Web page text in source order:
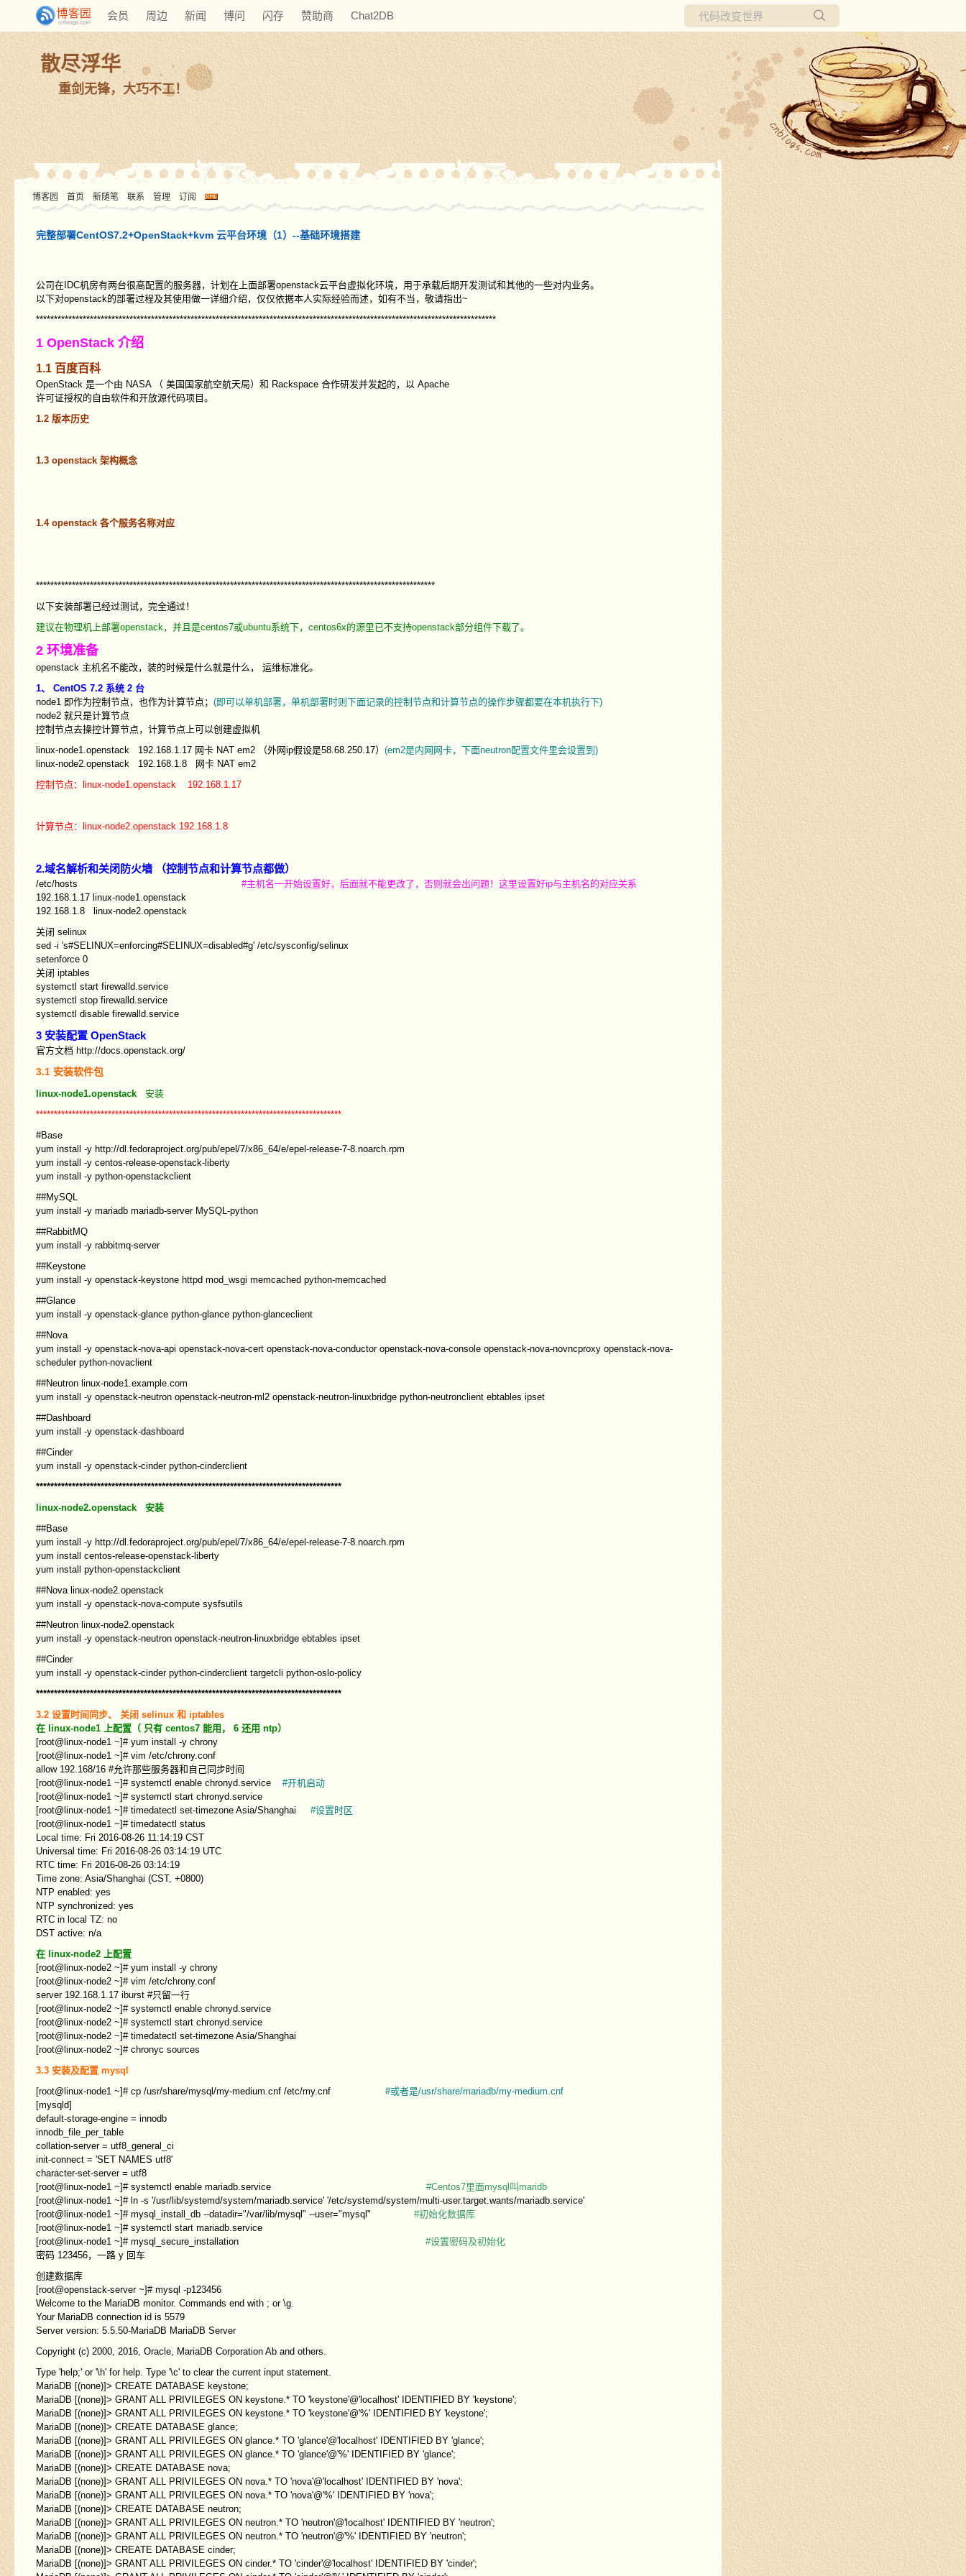
会员 周边 新闻 博问 闪存 赞助商 Chat2DB
所有博客
当前博客
散尽浮华
重剑无锋，大巧不工！
博客园 首页 新随笔 联系 管理 订阅
完整部署CentOS7.2+OpenStack+kvm 云平台环境（1）--基础环境搭建
公司在IDC机房有两台很高配置的服务器，计划在上面部署openstack云平台虚拟化环境，用于承载后期开发测试和其他的一些对内业务。
以下对openstack的部署过程及其使用做一详细介绍，仅仅依据本人实际经验而述，如有不当，敬请指出~
********************************************************************************************************************************
1 OpenStack 介绍
1.1 百度百科
OpenStack 是一个由 NASA （ 美国国家航空航天局）和 Rackspace 合作研发并发起的，以 Apache
许可证授权的自由软件和开放源代码项目。
1.2 版本历史
1.3 openstack 架构概念
1.4 openstack 各个服务名称对应
***************************************************************************************************************
以下安装部署已经过测试，完全通过！
建议在物理机上部署openstack，并且是centos7或ubuntu系统下，centos6x的源里已不支持openstack部分组件下载了。
2 环境准备
openstack 主机名不能改，装的时候是什么就是什么， 运维标准化。
1、 CentOS 7.2 系统 2 台
node1 即作为控制节点，也作为计算节点； (即可以单机部署，单机部署时则下面记录的控制节点和计算节点的操作步骤都要在本机执行下)
node2 就只是计算节点
控制节点去操控计算节点，计算节点上可以创建虚拟机
linux-node1.openstack 192.168.1.17 网卡 NAT em2 （外网ip假设是58.68.250.17） (em2是内网网卡，下面neutron配置文件里会设置到)
linux-node2.openstack 192.168.1.8 网卡 NAT em2
控制节点：linux-node1.openstack 192.168.1.17
计算节点：linux-node2.openstack 192.168.1.8
2.域名解析和关闭防火墙 （控制节点和计算节点都做）
/etc/hosts #主机名一开始设置好，后面就不能更改了，否则就会出问题！这里设置好ip与主机名的对应关系
192.168.1.17 linux-node1.openstack
192.168.1.8 linux-node2.openstack
关闭 selinux
sed -i 's#SELINUX=enforcing#SELINUX=disabled#g' /etc/sysconfig/selinux
setenforce 0
关闭 iptables
systemctl start firewalld.service
systemctl stop firewalld.service
systemctl disable firewalld.service
3 安装配置 OpenStack
官方文档 http://docs.openstack.org/
3.1 安装软件包
linux-node1.openstack 安装
*************************************************************************************
#Base
yum install -y http://dl.fedoraproject.org/pub/epel/7/x86_64/e/epel-release-7-8.noarch.rpm
yum install -y centos-release-openstack-liberty
yum install -y python-openstackclient
##MySQL
yum install -y mariadb mariadb-server MySQL-python
##RabbitMQ
yum install -y rabbitmq-server
##Keystone
yum install -y openstack-keystone httpd mod_wsgi memcached python-memcached
##Glance
yum install -y openstack-glance python-glance python-glanceclient
##Nova
yum install -y openstack-nova-api openstack-nova-cert openstack-nova-conductor openstack-nova-console openstack-nova-novncproxy openstack-nova-
scheduler python-novaclient
##Neutron linux-node1.example.com
yum install -y openstack-neutron openstack-neutron-ml2 openstack-neutron-linuxbridge python-neutronclient ebtables ipset
##Dashboard
yum install -y openstack-dashboard
##Cinder
yum install -y openstack-cinder python-cinderclient
*************************************************************************************
linux-node2.openstack 安装
##Base
yum install -y http://dl.fedoraproject.org/pub/epel/7/x86_64/e/epel-release-7-8.noarch.rpm
yum install centos-release-openstack-liberty
yum install python-openstackclient
##Nova linux-node2.openstack
yum install -y openstack-nova-compute sysfsutils
##Neutron linux-node2.openstack
yum install -y openstack-neutron openstack-neutron-linuxbridge ebtables ipset
##Cinder
yum install -y openstack-cinder python-cinderclient targetcli python-oslo-policy
*************************************************************************************
3.2 设置时间同步、 关闭 selinux 和 iptables
在 linux-node1 上配置（ 只有 centos7 能用， 6 还用 ntp）
[root@linux-node1 ~]# yum install -y chrony
[root@linux-node1 ~]# vim /etc/chrony.conf
allow 192.168/16 #允许那些服务器和自己同步时间
[root@linux-node1 ~]# systemctl enable chronyd.service #开机启动
[root@linux-node1 ~]# systemctl start chronyd.service
[root@linux-node1 ~]# timedatectl set-timezone Asia/Shanghai #设置时区
[root@linux-node1 ~]# timedatectl status
Local time: Fri 2016-08-26 11:14:19 CST
Universal time: Fri 2016-08-26 03:14:19 UTC
RTC time: Fri 2016-08-26 03:14:19
Time zone: Asia/Shanghai (CST, +0800)
NTP enabled: yes
NTP synchronized: yes
RTC in local TZ: no
DST active: n/a
在 linux-node2 上配置
[root@linux-node2 ~]# yum install -y chrony
[root@linux-node2 ~]# vim /etc/chrony.conf
server 192.168.1.17 iburst #只留一行
[root@linux-node2 ~]# systemctl enable chronyd.service
[root@linux-node2 ~]# systemctl start chronyd.service
[root@linux-node2 ~]# timedatectl set-timezone Asia/Shanghai
[root@linux-node2 ~]# chronyc sources
3.3 安装及配置 mysql
[root@linux-node1 ~]# cp /usr/share/mysql/my-medium.cnf /etc/my.cnf #或者是/usr/share/mariadb/my-medium.cnf
[mysqld]
default-storage-engine = innodb
innodb_file_per_table
collation-server = utf8_general_ci
init-connect = 'SET NAMES utf8'
character-set-server = utf8
[root@linux-node1 ~]# systemctl enable mariadb.service #Centos7里面mysql叫maridb
[root@linux-node1 ~]# ln -s '/usr/lib/systemd/system/mariadb.service' '/etc/systemd/system/multi-user.target.wants/mariadb.service'
[root@linux-node1 ~]# mysql_install_db --datadir="/var/lib/mysql" --user="mysql" #初始化数据库
[root@linux-node1 ~]# systemctl start mariadb.service
[root@linux-node1 ~]# mysql_secure_installation #设置密码及初始化
密码 123456，一路 y 回车
创建数据库
[root@openstack-server ~]# mysql -p123456
Welcome to the MariaDB monitor. Commands end with ; or \g.
Your MariaDB connection id is 5579
Server version: 5.5.50-MariaDB MariaDB Server
Copyright (c) 2000, 2016, Oracle, MariaDB Corporation Ab and others.
Type 'help;' or '\h' for help. Type '\c' to clear the current input statement.
MariaDB [(none)]> CREATE DATABASE keystone;
MariaDB [(none)]> GRANT ALL PRIVILEGES ON keystone.* TO 'keystone'@'localhost' IDENTIFIED BY 'keystone';
MariaDB [(none)]> GRANT ALL PRIVILEGES ON keystone.* TO 'keystone'@'%' IDENTIFIED BY 'keystone';
MariaDB [(none)]> CREATE DATABASE glance;
MariaDB [(none)]> GRANT ALL PRIVILEGES ON glance.* TO 'glance'@'localhost' IDENTIFIED BY 'glance';
MariaDB [(none)]> GRANT ALL PRIVILEGES ON glance.* TO 'glance'@'%' IDENTIFIED BY 'glance';
MariaDB [(none)]> CREATE DATABASE nova;
MariaDB [(none)]> GRANT ALL PRIVILEGES ON nova.* TO 'nova'@'localhost' IDENTIFIED BY 'nova';
MariaDB [(none)]> GRANT ALL PRIVILEGES ON nova.* TO 'nova'@'%' IDENTIFIED BY 'nova';
MariaDB [(none)]> CREATE DATABASE neutron;
MariaDB [(none)]> GRANT ALL PRIVILEGES ON neutron.* TO 'neutron'@'localhost' IDENTIFIED BY 'neutron';
MariaDB [(none)]> GRANT ALL PRIVILEGES ON neutron.* TO 'neutron'@'%' IDENTIFIED BY 'neutron';
MariaDB [(none)]> CREATE DATABASE cinder;
MariaDB [(none)]> GRANT ALL PRIVILEGES ON cinder.* TO 'cinder'@'localhost' IDENTIFIED BY 'cinder';